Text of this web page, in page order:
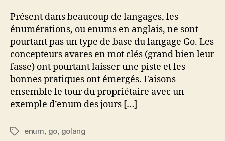
Présent dans beaucoup de langages, les
énumérations, ou enums en anglais, ne sont
pourtant pas un type de base du langage Go. Les
concepteurs avares en mot clés (grand bien leur
fasse) ont pourtant laisser une piste et les
bonnes pratiques ont émergés. Faisons
ensemble le tour du propriétaire avec un
exemple d’enum des jours […]
Étiquettes
enum go golang